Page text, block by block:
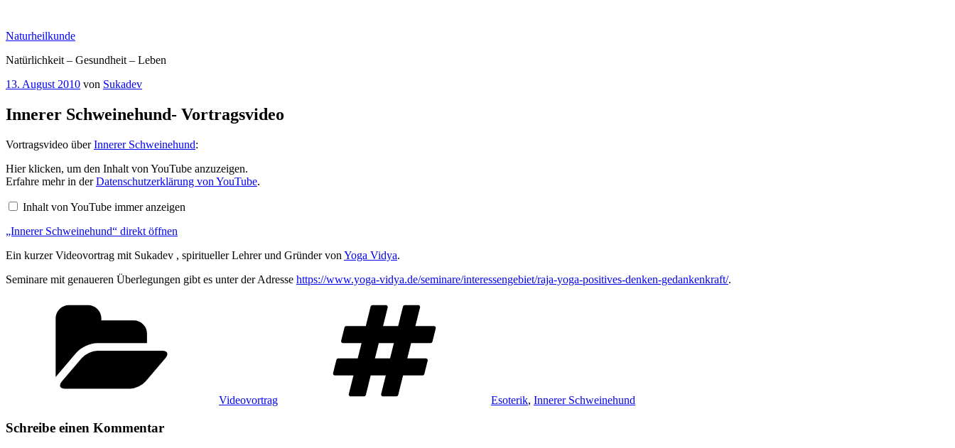
springen
Naturheilkunde
Natürlichkeit – Gesundheit – Leben
Veröffentlicht
13. August 2010 von Sukadev
Innerer Schweinehund- Vortragsvideo
Vortragsvideo überInnerer Schweinehund:
„Innerer
Schweinehund“
von
anzeigen
Hier klicken, um den Inhalt von YouTube anzuzeigen.
Erfahre mehr in derDatenschutzerklärung von YouTube.
Inhalt von YouTube immer anzeigen
„Innerer Schweinehund“ direkt öffnen
Ein kurzer Videovortrag mit Sukadev , spiritueller Lehrer und Gründer von Yoga Vidya.
Seminare mit genaueren Überlegungen gibt es unter der Adresse https://www.yoga-vidya.de/seminare/interessengebiet/raja-yoga-positives-denken-gedankenkraft/.
Videovortrag Esoterik, Innerer Schweinehund
Schreibe einen Kommentar